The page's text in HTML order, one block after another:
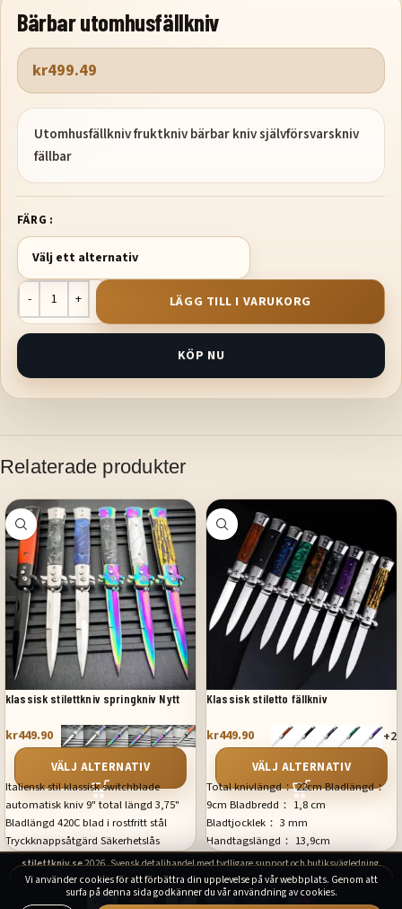
Bärbar utomhusfällkniv
kr499.49
Utomhusfällkniv fruktkniv bärbar kniv självförsvarskniv
fällbar
FÄRG
LÄGG TILL I VARUKORG
KÖP NU
Relaterade produkter
klassisk stilettkniv springkniv Nytt
kr449.90
VÄLJ ALTERNATIV
Italiensk stil klassisk switchblade
automatisk kniv 9" total längd 3,75"
Bladlängd 420C blad i rostfritt stål
Tryckknappsåtgärd Säkerhetslås
Fickklämma
Klassisk stiletto fällkniv
kr449.90 +2
VÄLJ ALTERNATIV
Total knivlängd： 22cm Bladlängd：
9cm Bladbredd： 1,8 cm
Bladtjocklek： 3 mm
Handtagslängd： 13,9cm
Handtagstjocklek： 14 mm
Nettovikt： 150g (paket ingår)
stilettkniv.se2026. Svensk detaljhandel med tydligare support och butiksvägledning.
Vi använder cookies för att förbättra din upplevelse på vår webbplats. Genom att
surfa på denna sida godkänner du vår användning av cookies.